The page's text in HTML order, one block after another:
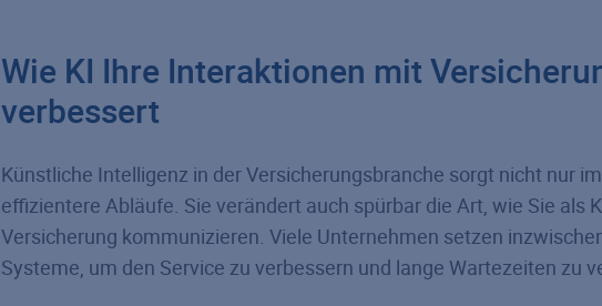
Wie KI Ihre Interaktionen mit
verbessert
Künstliche Intelligenz in der Versicherungsbranche sorgt nicht nur
effizientere Abläufe. Sie verändert auch spürbar die Art, wie Sie als
Versicherung kommunizieren. Viele Unternehmen setzen
Systeme, um den Service zu verbessern und lange Wartezeiten zu